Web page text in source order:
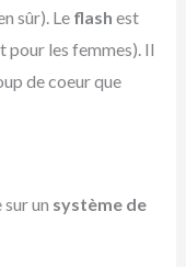
sûr). Le flash est
les femmes). Il
de coeur que
un système de